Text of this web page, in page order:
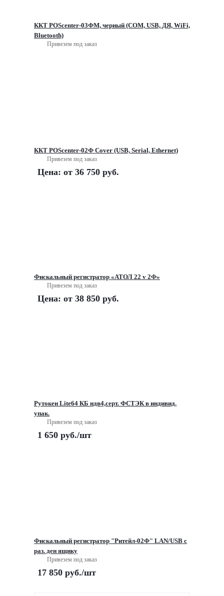
ККТ POScenter-03ФМ, черный (COM, USB, ДЯ, WiFi,
Bluetooth)
Привезем под заказ
ККТ POScenter-02Ф Cover (USB, Serial, Ethernet)
Привезем под заказ
Цена: от 36 750 руб.
Фискальный регистратор «АТОЛ 22 v 2Ф»
Привезем под заказ
Цена: от 38 850 руб.
Рутокен Lite64 КБ ндв4,серт. ФСТЭК в индивид.
упак.
Привезем под заказ
1 650 руб./шт
Фискальный регистратор "Ритейл-02Ф" LAN/USB с
раз. ден ящику
Привезем под заказ
17 850 руб./шт